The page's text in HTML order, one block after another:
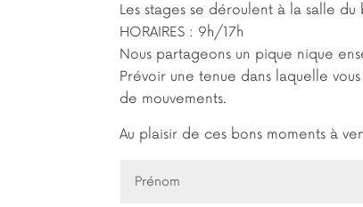
Les stages se déroulent à la salle
HORAIRES : 9h/17h
Nous partageons un pique nique
Prévoir une tenue dans laquelle
de mouvements.
Au plaisir de ces bons moments à